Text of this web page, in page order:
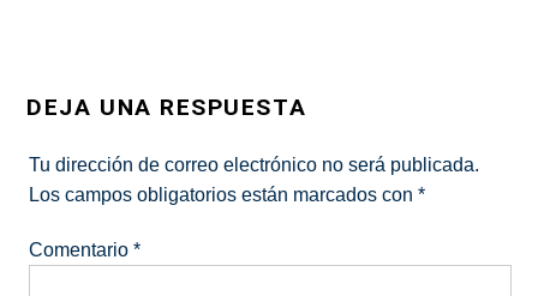
DEJA UNA RESPUESTA
Tu dirección de correo electrónico no será publicada.
Los campos obligatorios están marcados con*
Comentario*